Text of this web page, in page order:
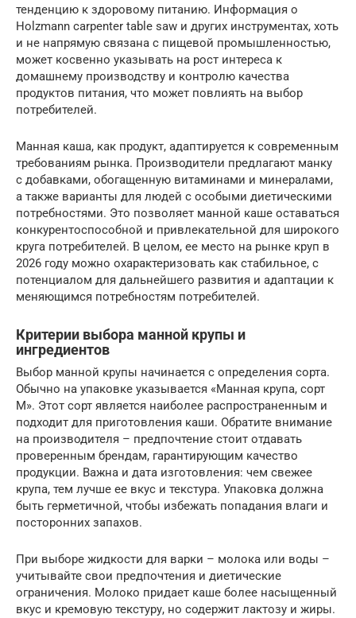
тенденцию к здоровому питанию. Информация о
Holzmann carpenter table saw и других инструментах, хоть
и не напрямую связана с пищевой промышленностью,
может косвенно указывать на рост интереса к
домашнему производству и контролю качества
продуктов питания, что может повлиять на выбор
потребителей.
Манная каша, как продукт, адаптируется к современным
требованиям рынка. Производители предлагают манку
с добавками, обогащенную витаминами и минералами,
а также варианты для людей с особыми диетическими
потребностями. Это позволяет манной каше оставаться
конкурентоспособной и привлекательной для широкого
круга потребителей. В целом, ее место на рынке круп в
2026 году можно охарактеризовать как стабильное, с
потенциалом для дальнейшего развития и адаптации к
меняющимся потребностям потребителей.
Критерии выбора манной крупы и
ингредиентов
Выбор манной крупы начинается с определения сорта.
Обычно на упаковке указывается «Манная крупа, сорт
М». Этот сорт является наиболее распространенным и
подходит для приготовления каши. Обратите внимание
на производителя – предпочтение стоит отдавать
проверенным брендам, гарантирующим качество
продукции. Важна и дата изготовления: чем свежее
крупа, тем лучше ее вкус и текстура. Упаковка должна
быть герметичной, чтобы избежать попадания влаги и
посторонних запахов.
При выборе жидкости для варки – молока или воды –
учитывайте свои предпочтения и диетические
ограничения. Молоко придает каше более насыщенный
вкус и кремовую текстуру, но содержит лактозу и жиры.